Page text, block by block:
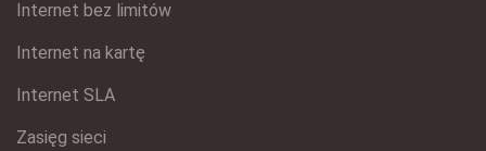
Internet bez limitów
Internet na kartę
Internet SLA
Zasięg sieci